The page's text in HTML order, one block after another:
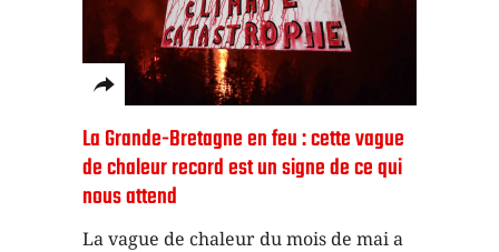
La Grande-Bretagne en feu : cette vague
de chaleur record est un signe de ce qui
nous attend
La vague de chaleur du mois de mai a